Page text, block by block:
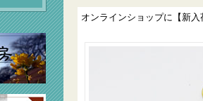
オンラインショップに【新